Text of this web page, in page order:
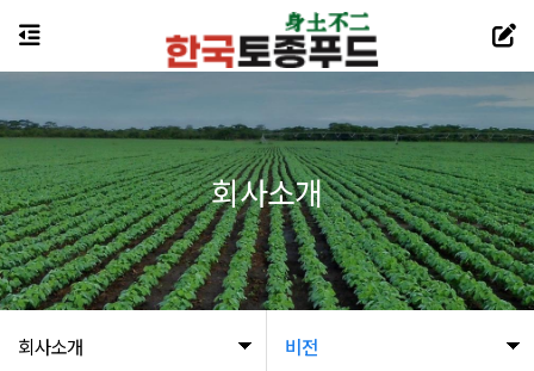
회사소개 비전
회사소개